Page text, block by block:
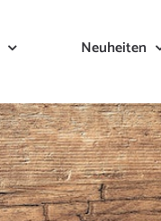
Neuheiten